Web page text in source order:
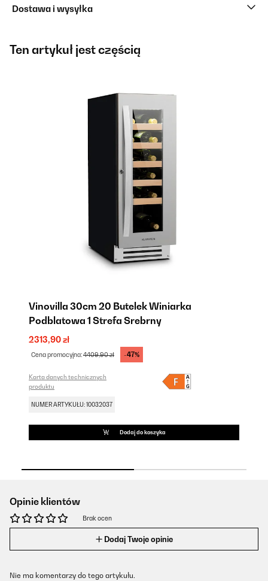
Dostawa i wysyłka
Ten artykuł jest częścią
Vinovilla 30cm 20 Butelek Winiarka
Podblatowa 1 Strefa Srebrny
2313,90 zł
Cena promocyjna:4409,90 zł -47%
Karta danych technicznych
produktu
NUMER ARTYKUŁU: 10032037
Dodaj do koszyka
Opinie klientów
Brak ocen
Dodaj Twoje opinie
Nie ma komentarzy do tego artykułu.